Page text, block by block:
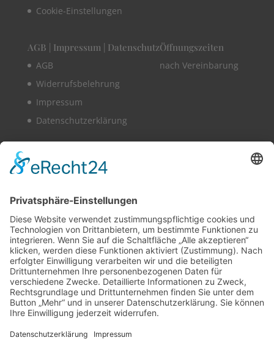
Cookie-Einstellungen
AGB | Impressum | Datenschutz
AGB
Widerrufsbelehrung
Impressum
Datenschutzerklärung
Öffnungszeiten
nach Vereinbarung